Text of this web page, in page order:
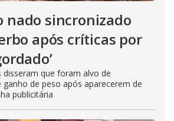
nado sincronizado
após críticas por
disseram que foram alvo de
de peso após aparecerem de
publicitária